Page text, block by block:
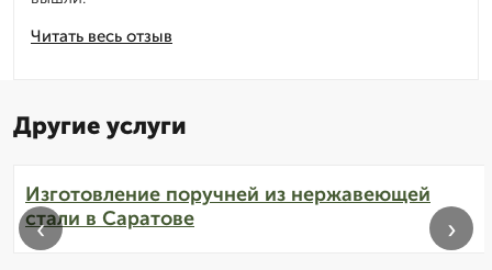
Читать весь отзыв
Другие услуги
Изготовление поручней из нержавеющей
стали в Саратове
‹ ›